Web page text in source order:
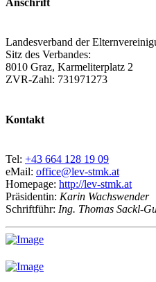
Anschrift
Landesverband der
Sitz des Verbandes:
8010 Graz, Karmeliterplatz 2
ZVR-Zahl: 731971273
Kontakt
Tel: +43 664 128 19 09
eMail: office@lev-stmk.at
Homepage: http://lev-stmk.at
Präsidentin: Karin Wachswender
Schriftführ: Ing. Thomas Sackl-